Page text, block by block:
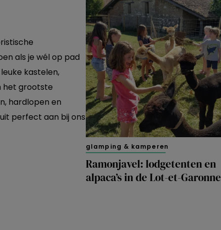
als je wél op pad
kastelen,
het grootste
hardlopen en
perfect aan bij ons
glamping & kamperen
Ramonjavel: lodgetenten en
alpaca’s in de Lot-et-Garonne